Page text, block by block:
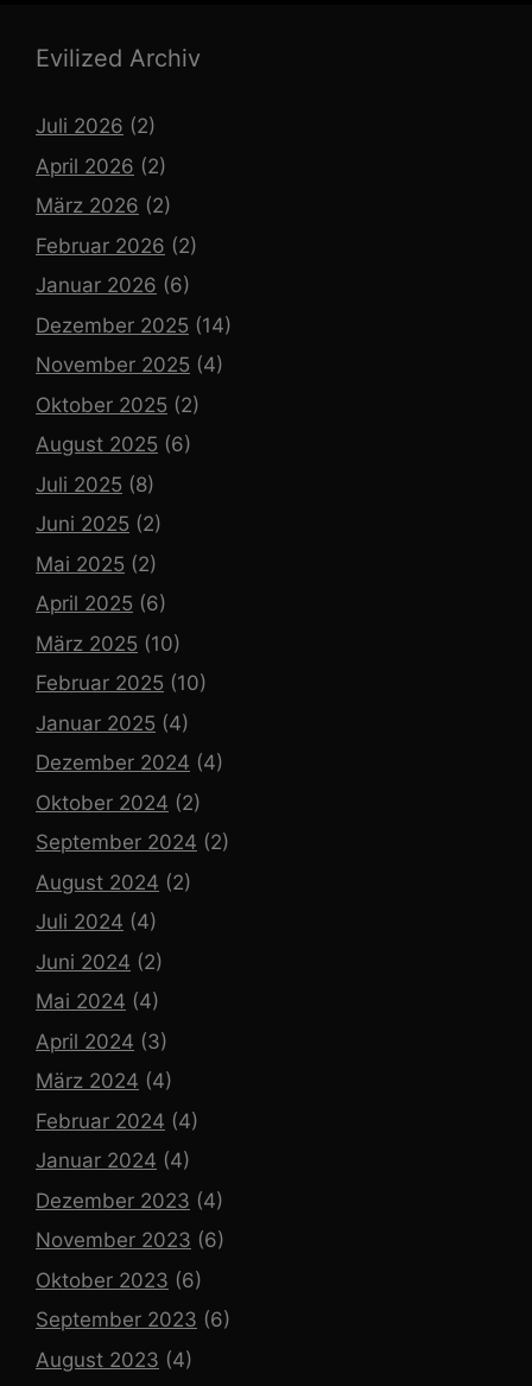
Evilized Archiv
Juli 2026 (2)
April 2026 (2)
März 2026 (2)
Februar 2026 (2)
Januar 2026 (6)
Dezember 2025 (14)
November 2025 (4)
Oktober 2025 (2)
August 2025 (6)
Juli 2025 (8)
Juni 2025 (2)
Mai 2025 (2)
April 2025 (6)
März 2025 (10)
Februar 2025 (10)
Januar 2025 (4)
Dezember 2024 (4)
Oktober 2024 (2)
September 2024 (2)
August 2024 (2)
Juli 2024 (4)
Juni 2024 (2)
Mai 2024 (4)
April 2024 (3)
März 2024 (4)
Februar 2024 (4)
Januar 2024 (4)
Dezember 2023 (4)
November 2023 (6)
Oktober 2023 (6)
September 2023 (6)
August 2023 (4)